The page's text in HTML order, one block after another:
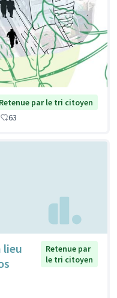
Retenue par le tri citoyen
63
lieu
Retenue par
le tri citoyen